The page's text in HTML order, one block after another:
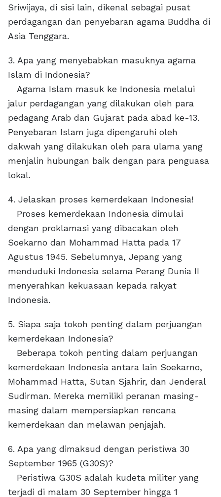
Sriwijaya, di sisi lain, dikenal sebagai pusat
perdagangan dan penyebaran agama Buddha di
Asia Tenggara.
3. Apa yang menyebabkan masuknya agama
Islam di Indonesia?
Agama Islam masuk ke Indonesia melalui
jalur perdagangan yang dilakukan oleh para
pedagang Arab dan Gujarat pada abad ke-13.
Penyebaran Islam juga dipengaruhi oleh
dakwah yang dilakukan oleh para ulama yang
menjalin hubungan baik dengan para penguasa
lokal.
4. Jelaskan proses kemerdekaan Indonesia!
Proses kemerdekaan Indonesia dimulai
dengan proklamasi yang dibacakan oleh
Soekarno dan Mohammad Hatta pada 17
Agustus 1945. Sebelumnya, Jepang yang
menduduki Indonesia selama Perang Dunia II
menyerahkan kekuasaan kepada rakyat
Indonesia.
5. Siapa saja tokoh penting dalam perjuangan
kemerdekaan Indonesia?
Beberapa tokoh penting dalam perjuangan
kemerdekaan Indonesia antara lain Soekarno,
Mohammad Hatta, Sutan Sjahrir, dan Jenderal
Sudirman. Mereka memiliki peranan masing-
masing dalam mempersiapkan rencana
kemerdekaan dan melawan penjajah.
6. Apa yang dimaksud dengan peristiwa 30
September 1965 (G30S)?
Peristiwa G30S adalah kudeta militer yang
terjadi di malam 30 September hingga 1